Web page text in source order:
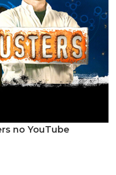
no YouTube